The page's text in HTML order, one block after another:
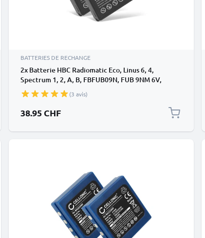
BATTERIES DE RECHANGE
2x Batterie HBC Radiomatic Eco, Linus 6, 4,
Spectrum 1, 2, A, B, FBFUB09N, FUB 9NM 6V,
FUB9NM, Micron 4, 6, Technos BA209000,
BA209060, BA209061 (700mAh, 6V) de CELLONIC
(3 avis)
38.95 CHF